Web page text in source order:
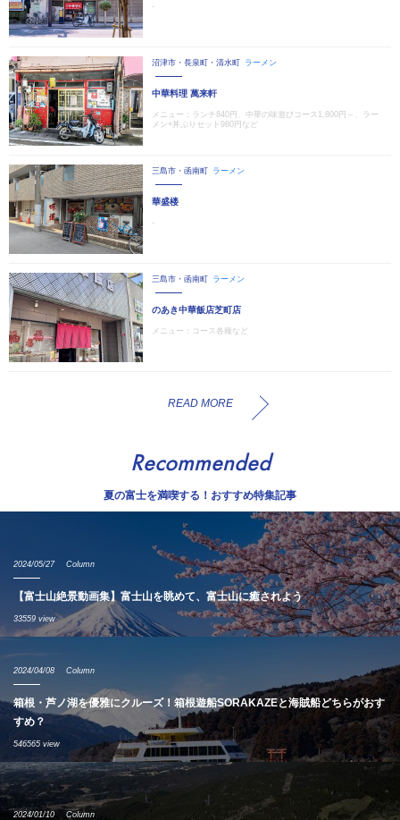
‐
沼津市・長泉町・清水町 ラーメン
中華料理 萬来軒
メニュー：ランチ840円、中華の味遊びコース1,800円～、ラー
メン+丼ぶりセット980円など
三島市・函南町 ラーメン
華盛楼
‐
三島市・函南町 ラーメン
のあき中華飯店芝町店
メニュー：コース各種など
READ MORE
Recommended
夏の富士を満喫する！おすすめ特集記事
2024/05/27 Column
【富士山絶景動画集】富士山を眺めて、富士山に癒されよう
33559 view
2024/04/08 Column
箱根・芦ノ湖を優雅にクルーズ！箱根遊船SORAKAZEと海賊船どちらがおす
すめ？
546565 view
2024/01/10 Column